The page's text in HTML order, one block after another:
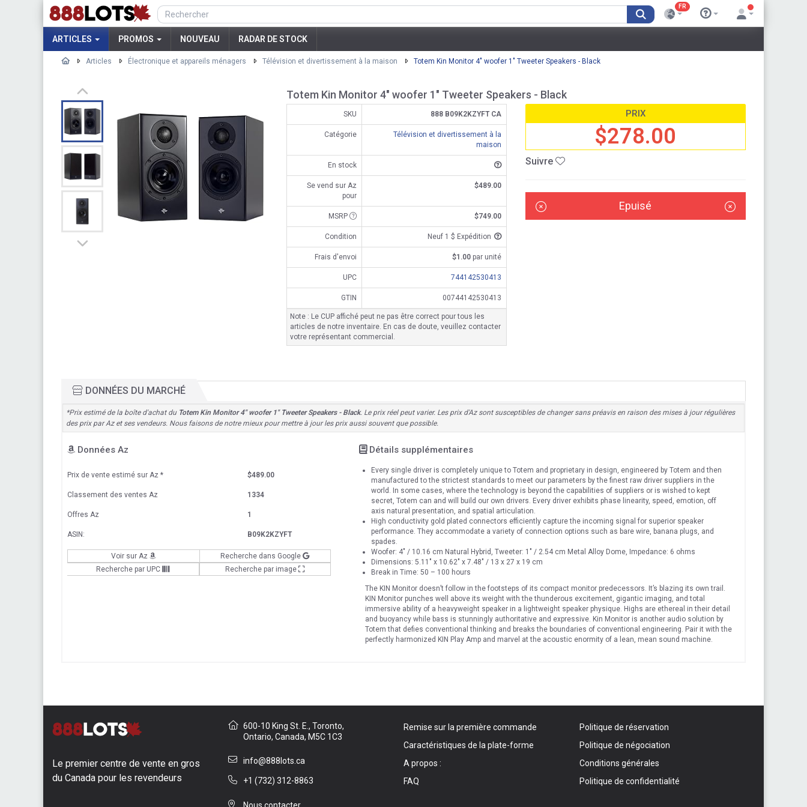
FR
ARTICLES PROMOS NOUVEAU RADAR DE STOCK
Articles Électronique et appareils ménagers Télévision et divertissement à la maison Totem Kin Monitor 4" woofer 1" Tweeter Speakers - Black
Totem Kin Monitor 4" woofer 1" Tweeter Speakers - Black
SKU 888 B09K2KZYFT CA
Catégorie
Télévision et divertissement à la
maison
En stock
Se vend sur Az
pour
$489.00
MSRP $749.00
Condition Neuf 1 $ Expédition
Frais d'envoi $1.00 par unité
UPC 744142530413
GTIN 00744142530413
Note : Le CUP affiché peut ne pas être correct pour tous les
articles de notre inventaire. En cas de doute, veuillez contacter
votre représentant commercial.
PRIX
$278.00
Suivre
Epuisé
DONNÉES DU MARCHÉ
*Prix estimé de la boîte d'achat du Totem Kin Monitor 4" woofer 1" Tweeter Speakers - Black. Le prix réel peut varier. Les prix d'Az sont susceptibles de changer sans préavis en raison des mises à jour régulières
des prix par Az et ses vendeurs. Nous faisons de notre mieux pour mettre à jour les prix aussi souvent que possible.
Données Az
Prix de vente estimé sur Az * $489.00
Classement des ventes Az 1334
Offres Az 1
ASIN: B09K2KZYFT
Voir sur Az
Recherche dans Google
Recherche par UPC
Recherche par image
Détails supplémentaires
Every single driver is completely unique to Totem and proprietary in design, engineered by Totem and then
manufactured to the strictest standards to meet our parameters by the finest raw driver suppliers in the
world. In some cases, where the technology is beyond the capabilities of suppliers or is wished to kept
secret, Totem can and will build our own drivers. Every driver exhibits phase linearity, speed, emotion, off
axis natural presentation, and spatial articulation.
High conductivity gold plated connectors efficiently capture the incoming signal for superior speaker
performance. They accommodate a variety of connection options such as bare wire, banana plugs, and
spades.
Woofer: 4" / 10.16 cm Natural Hybrid, Tweeter: 1" / 2.54 cm Metal Alloy Dome, Impedance: 6 ohms
Dimensions: 5.11″ x 10.62″ x 7.48″ / 13 x 27 x 19 cm
Break in Time: 50 – 100 hours
The KIN Monitor doesn’t follow in the footsteps of its compact monitor predecessors. It’s blazing its own trail.
KIN Monitor punches well above its weight with the thunderous excitement, gigantic imaging, and total
immersive ability of a heavyweight speaker in a lightweight speaker physique. Highs are ethereal in their detail
and buoyancy while bass is stunningly authoritative and expressive. Kin Monitor is another audio solution by
Totem that defies conventional thinking and breaks the boundaries of conventional engineering. Pair it with the
perfectly harmonized KIN Play Amp and marvel at the acoustic enormity of a lean, mean sound machine.
Le premier centre de vente en gros
du Canada pour les revendeurs
600-10 King St. E., Toronto,
Ontario, Canada, M5C 1C3
info@888lots.ca
+1 (732) 312-8863
Nous contacter
Remise sur la première commande
Caractéristiques de la plate-forme
A propos :
FAQ
Politique de réservation
Politique de négociation
Conditions générales
Politique de confidentialité